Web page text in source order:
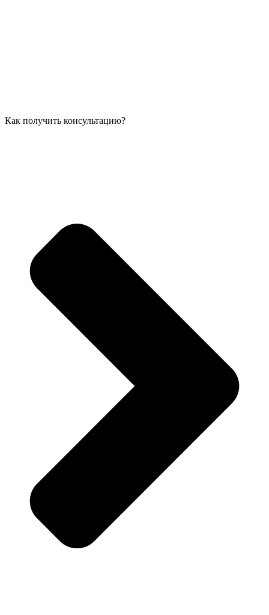
Как получить консультацию?